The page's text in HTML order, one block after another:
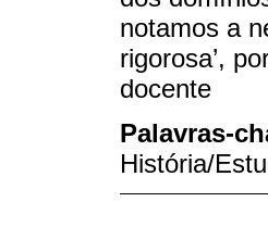
notamos a
rigorosa’,
docente
Palavras-
História/